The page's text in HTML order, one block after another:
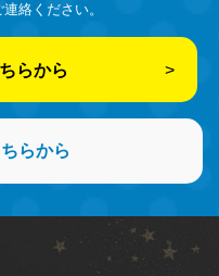
絡ください。
らから
らから